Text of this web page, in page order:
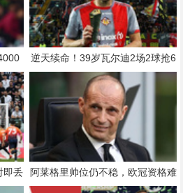
欧
逆天续命！39岁瓦尔迪2场2球抢6
分，克雷莫内塞1分之差末轮决生
即丢
阿莱格里帅位仍不稳，欧冠资格难
保续约